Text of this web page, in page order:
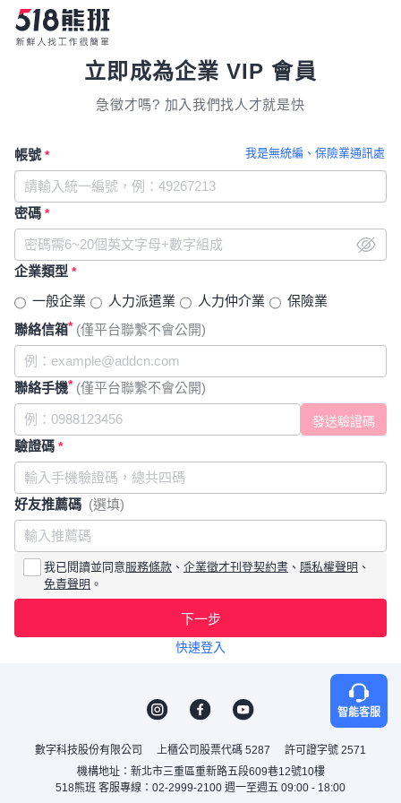
立即成為企業 VIP 會員
急徵才嗎? 加入我們找人才就是快
我是無統編、保險業通訊處
帳號 *
密碼 *
企業類型 *
一般企業 人力派遣業 人力仲介業
保險業
聯絡信箱* (僅平台聯繫不會公開)
聯絡手機* (僅平台聯繫不會公開)
驗證碼 *
好友推薦碼 (選填)
我已閱讀並同意服務條款 、 企業徵才刊登契約書 、 隱私權聲明 、
免責聲明 。
下一步
快速登入
智能客服
數字科技股份有限公司 上櫃公司股票代碼 5287
許可證字號 2571
機構地址：新北市三重區重新路五段609巷12號10樓
518熊班 客服專線：02-2999-2100 週一至週五 09:00 - 18:00